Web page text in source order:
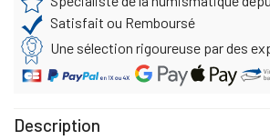
Satisfait ou Remboursé
Une sélection rigoureuse par des
Description